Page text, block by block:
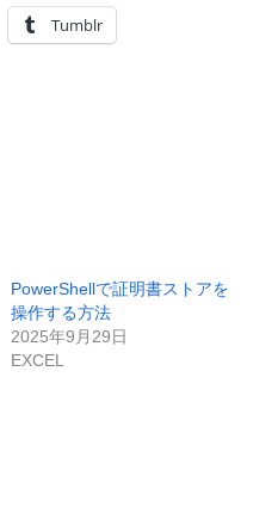
Tumblr
PowerShellで証明書ストアを
操作する方法
2025年9月29日
EXCEL